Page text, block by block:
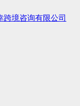
跨境咨询有限公司